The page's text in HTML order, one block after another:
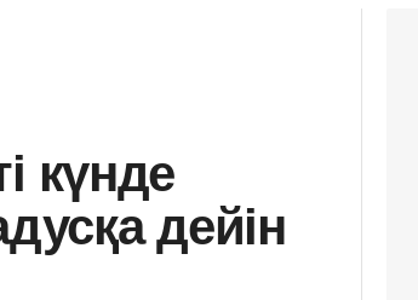
күнде
дейін